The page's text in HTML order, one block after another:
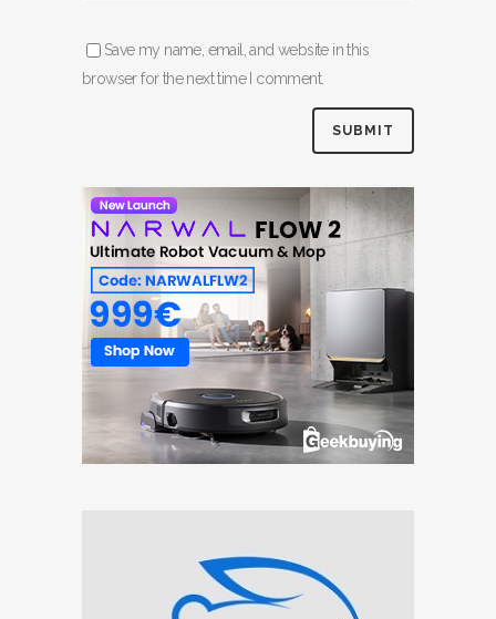
Save my name, email, and website in this
browser for the next time I comment.